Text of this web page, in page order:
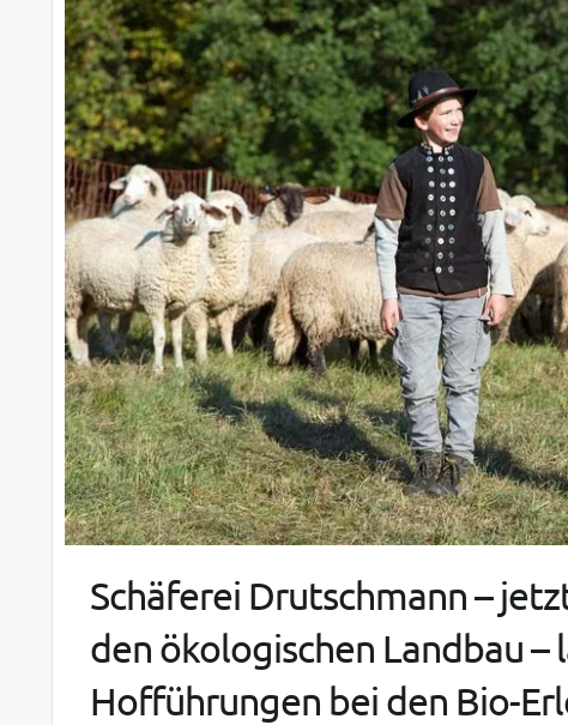
Schäferei Drutschmann –
den ökologischen Landbau –
Hofführungen bei den Bio-